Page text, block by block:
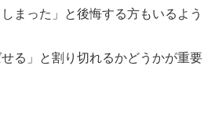
まった」と後悔する方もいるよう
せる」と割り切れるかどうかが重要